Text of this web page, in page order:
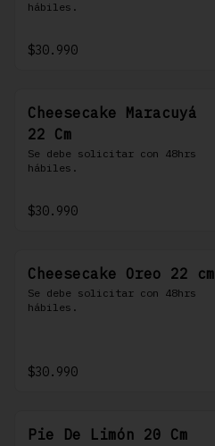
hábiles.
$30.990
Cheesecake Maracuyá
22 Cm
Se debe solicitar con 48hrs
hábiles.
$30.990
Cheesecake Oreo 22 cm
Se debe solicitar con 48hrs
hábiles.
$30.990
Pie De Limón 20 Cm